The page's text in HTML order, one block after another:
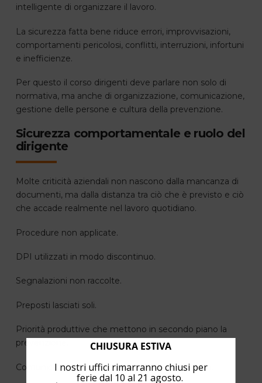
intelligente di organizzare il lavoro.
La sicurezza fatta bene riduce errori, improvvisazioni,
comportamenti pericolosi, conflitti, interruzioni, infortuni
e inefficienze.
Per questo il corso dirigenti deve parlare non solo di
normativa, ma anche di organizzazione, comunicazione,
gestione delle persone e cultura della prevenzione.
Sicurezza comportamentale e ruolo del
dirigente
Molte criticità aziendali non nascono dalla mancanza di
documenti, ma dalla distanza tra ciò che è previsto e ciò
che accade realmente nel lavoro quotidiano.
Procedure non applicate.
DPI utilizzati in modo discontinuo.
Segnalazioni non raccolte.
Preposti lasciati soli.
Priorità produttive che mettono in secondo piano la
prevenzione.
Comunicazione poco chiara tra funzioni e reparti.
CHIUSURA ESTIVA
I nostri uffici rimarranno chiusi per
ferie dal 10 al 21 agosto.